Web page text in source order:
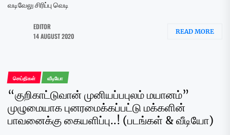
வடிவேலு சிரிப்பு வெடி
EDITOR
14 AUGUST 2020
READ MORE
செய்திகள் வீடியோ
“குறிகாட்டுவான் முனியப்பபுலம் மயானம்”
முழுமையாக புனரமைக்கப்பட்டு மக்களின்
பாவனைக்கு கையளிப்பு..! (படங்கள் & வீடியோ)